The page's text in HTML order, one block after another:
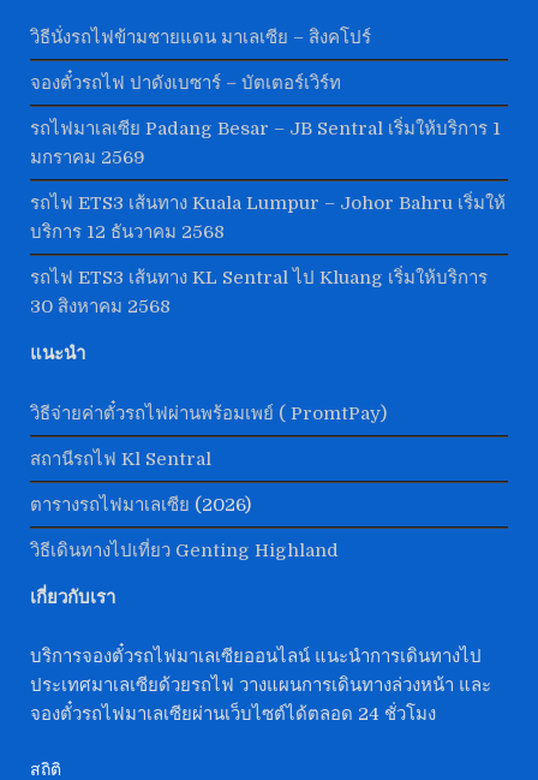
วิธีนั่งรถไฟข้ามชายแดน มาเลเซีย – สิงคโปร์
จองตั๋วรถไฟ ปาดังเบซาร์ – บัตเตอร์เวิร์ท
รถไฟมาเลเซีย Padang Besar – JB Sentral เริ่มให้บริการ 1
มกราคม 2569
รถไฟ ETS3 เส้นทาง Kuala Lumpur – Johor Bahru เริ่มให้
บริการ 12 ธันวาคม 2568
รถไฟ ETS3 เส้นทาง KL Sentral ไป Kluang เริ่มให้บริการ
30 สิงหาคม 2568
แนะนำ
วิธีจ่ายค่าตั๋วรถไฟผ่านพร้อมเพย์ ( PromtPay)
สถานีรถไฟ Kl Sentral
ตารางรถไฟมาเลเซีย (2026)
วิธีเดินทางไปเที่ยว Genting Highland
เกี่ยวกับเรา
บริการจองตั๋วรถไฟมาเลเซียออนไลน์ แนะนำการเดินทางไป
ประเทศมาเลเซียด้วยรถไฟ วางแผนการเดินทางล่วงหน้า และ
จองตั๋วรถไฟมาเลเซียผ่านเว็บไซต์ได้ตลอด 24 ชั่วโมง
สถิติ